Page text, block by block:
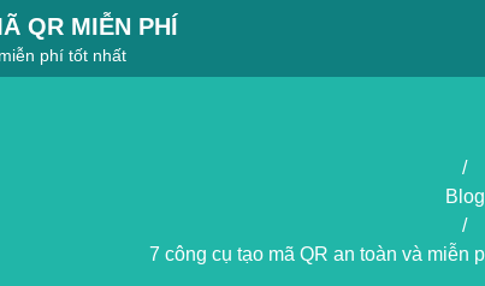
QR MIỄN PHÍ
phí tốt nhất
/
Blog
/
7 công cụ tạo mã QR an toàn và miễn